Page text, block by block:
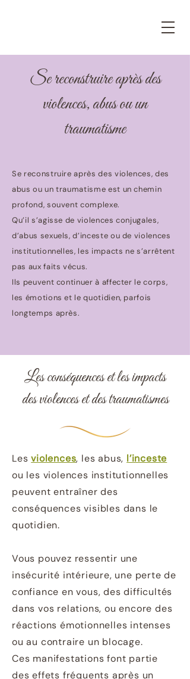
Se reconstruire après des
violences, abus ou un
traumatisme
Se reconstruire après des violences, des
abus ou un traumatisme est un chemin
profond, souvent complexe.
Qu’il s’agisse de violences conjugales,
d’abus sexuels, d’inceste ou de violences
institutionnelles, les impacts ne s’arrêtent
pas aux faits vécus.
Ils peuvent continuer à affecter le corps,
les émotions et le quotidien, parfois
longtemps après.
Les conséquences et les impacts
des violences et des traumatismes
Les violences, les abus, l’inceste
ou les violences institutionnelles
peuvent entraîner des
conséquences visibles dans le
quotidien.
Vous pouvez ressentir une
insécurité intérieure, une perte de
confiance en vous, des difficultés
dans vos relations, ou encore des
réactions émotionnelles intenses
ou au contraire un blocage.
Ces manifestations font partie
des effets fréquents après un